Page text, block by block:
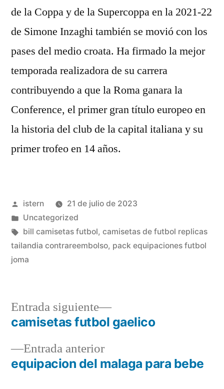
de la Coppa y de la Supercoppa en la 2021-22
de Simone Inzaghi también se movió con los
pases del medio croata. Ha firmado la mejor
temporada realizadora de su carrera
contribuyendo a que la Roma ganara la
Conference, el primer gran título europeo en
la historia del club de la capital italiana y su
primer trofeo en 14 años.
Publicado
por
istern
21 de julio de 2023
Publicado
en
Uncategorized
Etiquetas:
bill camisetas futbol, camisetas de futbol replicas
tailandia contrareembolso, pack equipaciones futbol
joma
Navegación
de
entradas
Entrada anteriorEntrada
anterior:
equipacion del malaga para bebe
Entrada siguiente
Entrada
siguiente:
camisetas futbol gaelico